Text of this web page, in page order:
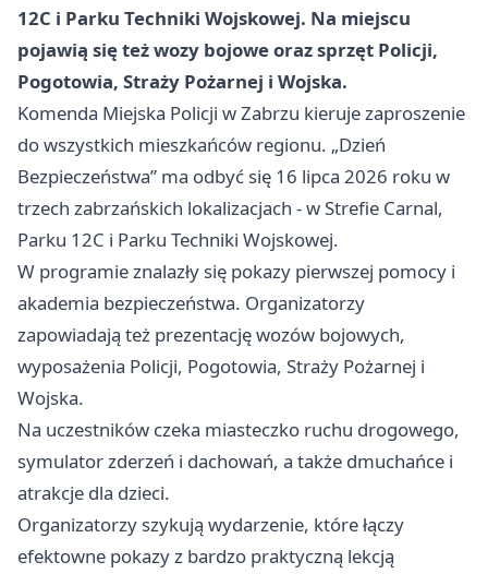
12C i Parku Techniki Wojskowej. Na miejscu
pojawią się też wozy bojowe oraz sprzęt Policji,
Pogotowia, Straży Pożarnej i Wojska.
Komenda Miejska Policji w Zabrzu kieruje zaproszenie
do wszystkich mieszkańców regionu. „Dzień
Bezpieczeństwa” ma odbyć się 16 lipca 2026 roku w
trzech zabrzańskich lokalizacjach - w Strefie Carnal,
Parku 12C i Parku Techniki Wojskowej.
W programie znalazły się pokazy pierwszej pomocy i
akademia bezpieczeństwa. Organizatorzy
zapowiadają też prezentację wozów bojowych,
wyposażenia Policji, Pogotowia, Straży Pożarnej i
Wojska.
Na uczestników czeka miasteczko ruchu drogowego,
symulator zderzeń i dachowań, a także dmuchańce i
atrakcje dla dzieci.
Organizatorzy szykują wydarzenie, które łączy
efektowne pokazy z bardzo praktyczną lekcją